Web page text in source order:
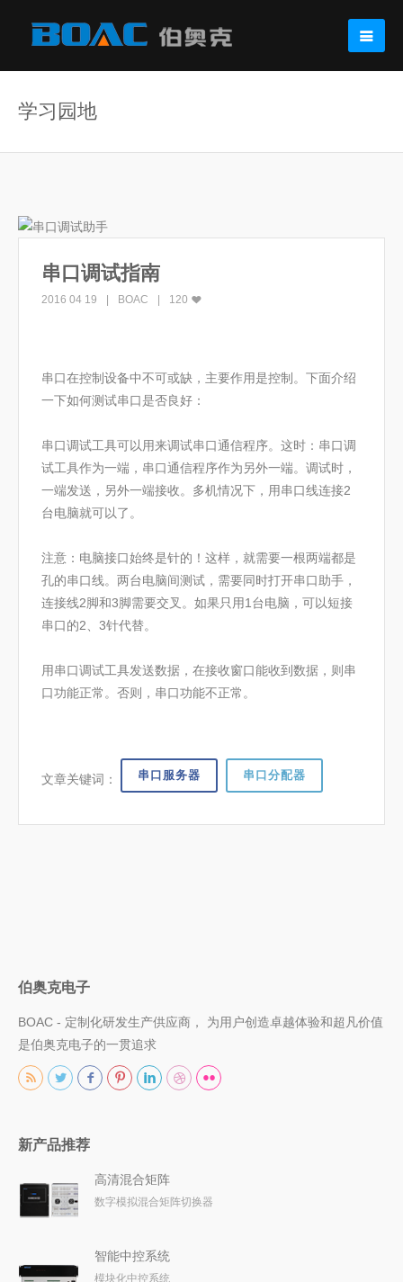
学习园地
串口调试指南
2016 04 19 BOAC 120
串口在控制设备中不可或缺，主要作用是控制。下面介绍
一下如何测试串口是否良好：
串口调试工具可以用来调试串口通信程序。这时：串口调
试工具作为一端，串口通信程序作为另外一端。调试时，
一端发送，另外一端接收。多机情况下，用串口线连接2
台电脑就可以了。
注意：电脑接口始终是针的！这样，就需要一根两端都是
孔的串口线。两台电脑间测试，需要同时打开串口助手，
连接线2脚和3脚需要交叉。如果只用1台电脑，可以短接
串口的2、3针代替。
用串口调试工具发送数据，在接收窗口能收到数据，则串
口功能正常。否则，串口功能不正常。
文章关键词： 串口服务器 串口分配器
伯奥克电子
BOAC - 定制化研发生产供应商， 为用户创造卓越体验和超凡价值
是伯奥克电子的一贯追求
新产品推荐
高清混合矩阵
数字模拟混合矩阵切换器
智能中控系统
模块化中控系统